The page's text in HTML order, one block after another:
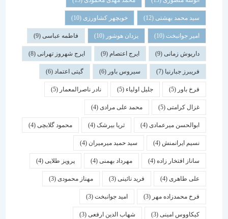
سید محمد بهشتی(12) خوبچهر کشاورزی(10)
امیر جوانبخت(10) یزدان هوشور(10) فاطمه عباسی(9)
داریوش زمانی(9) ایرج اعتصام(9) ایرج شهروز تهرانی(8)
فریبرز جبارنیا(7) سیروس باور(6) گیتی اعتماد(6)
فرخ باور(5) جلیل اولیاء(5) نادر ناصرالمعمار (5)
غزال کرامتی(5) محمد علی مرادی(4)
ابوالحسن میرعمادی(4) ثریا بیرشک(4) محمود گلابچی(4)
نسیم ایرانمنش(4) سید حمید میرمیران(4)
ساناز افتخار زاده(4) مهرداد بهمنی (4) پرویز طلایی(4)
علی طاهری(4) فرید نائینی(3) مهناز محمودی(3)
فرخ محمدزاده مهر(3) امید جوانبخت(3)
کیکاووس امینی(3) شهاب الدین ارفعی(3)